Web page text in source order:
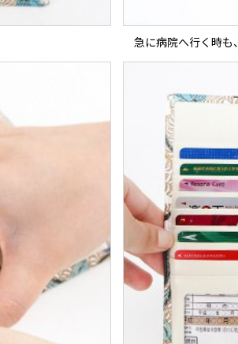
急に病院へ行く時も